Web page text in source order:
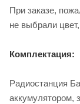
При заказе,
не выбрали
Комплектация:
Радиостанция
аккумулятором,